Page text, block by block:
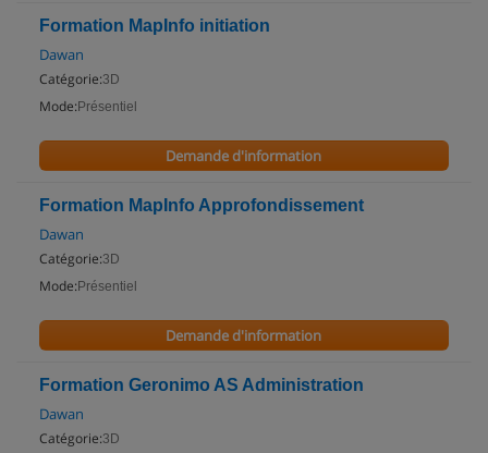
Formation MapInfo initiation
Dawan
Catégorie:3D
Mode: Présentiel
Demande d'information
Formation MapInfo Approfondissement
Dawan
Catégorie:3D
Mode: Présentiel
Demande d'information
Formation Geronimo AS Administration
Dawan
Catégorie:3D